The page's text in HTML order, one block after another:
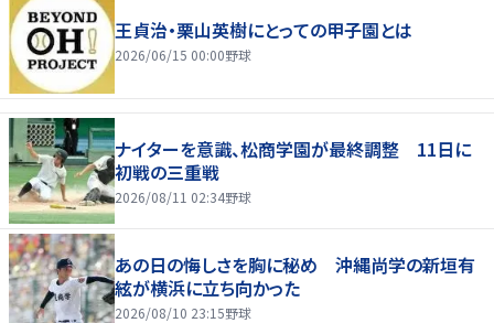
王貞治・栗山英樹にとっての甲子園とは
2026/06/15 00:00野球
ナイターを意識、松商学園が最終調整 11日に
初戦の三重戦
2026/08/11 02:34野球
あの日の悔しさを胸に秘め 沖縄尚学の新垣有
絃が横浜に立ち向かった
2026/08/10 23:15野球